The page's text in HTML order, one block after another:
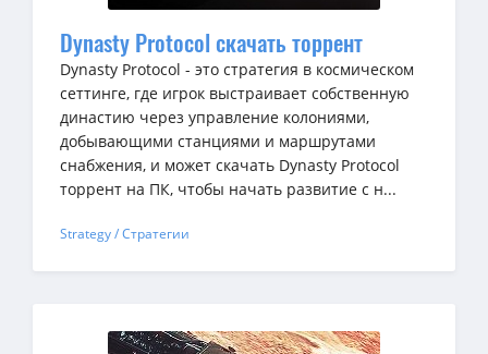
Dynasty Protocol скачать торрент
Dynasty Protocol - это стратегия в космическом
сеттинге, где игрок выстраивает собственную
династию через управление колониями,
добывающими станциями и маршрутами
снабжения, и может скачать Dynasty Protocol
торрент на ПК, чтобы начать развитие с н...
Strategy / Стратегии